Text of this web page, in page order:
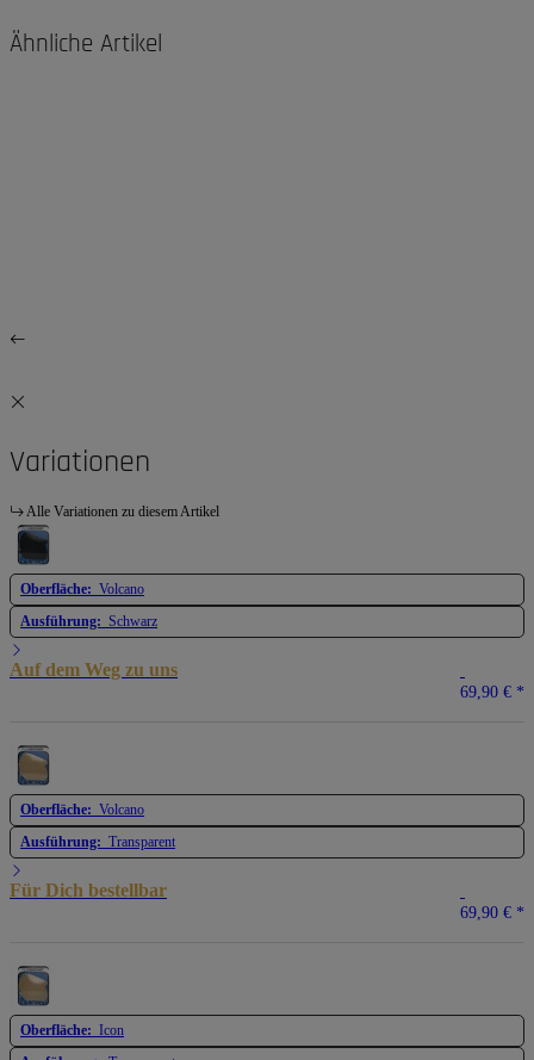
Ähnliche Artikel
Variationen
Alle Variationen zu diesem Artikel
Oberfläche: Volcano
Ausführung: Schwarz
Auf dem Weg zu uns
69,90 € *
Oberfläche: Volcano
Ausführung: Transparent
Für Dich bestellbar
69,90 € *
Oberfläche: Icon